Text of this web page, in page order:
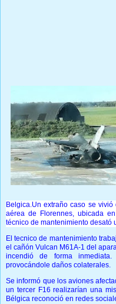
Belgica.Un extraño caso se
aérea de Florennes, ubicada
técnico de mantenimiento desató
El tecnico de mantenimiento
el cañón Vulcan M61A-1 del
incendió de forma
provocándole daños colaterales.
Se informó que los aviones
un tercer F16 realizarían una
Bélgica reconoció en redes